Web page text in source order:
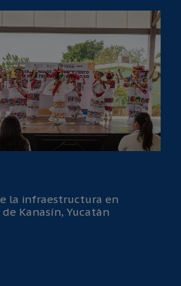
la infraestructura en
Kanasín, Yucatán